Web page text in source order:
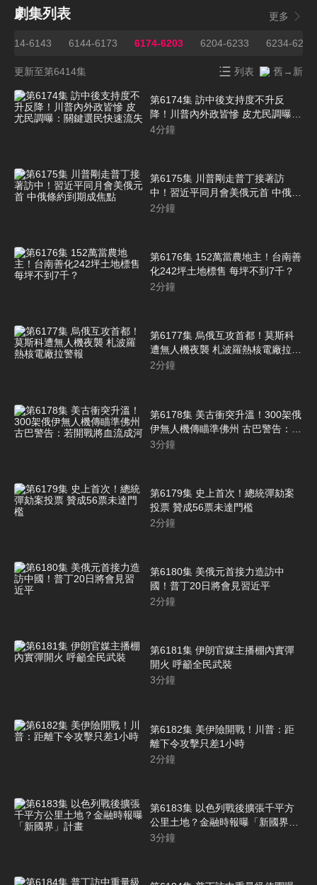
劇集列表 更多
6114-6143 6144-6173 6174-6203 6204-6233 6234-6263
更新至第6414集 列表 舊→新
第6174集 訪中後支持度不升反
降！川普內外政皆慘 皮尤民調曝：
關鍵選民快速流失
4分鐘
第6175集 川普剛走普丁接著訪
中！習近平同月會美俄元首 中俄條
約到期成焦點
2分鐘
第6176集 152萬當農地主！台南善
化242坪土地標售 每坪不到7千？
2分鐘
第6177集 烏俄互攻首都！莫斯科
遭無人機夜襲 札波羅熱核電廠拉警
報
2分鐘
第6178集 美古衝突升溫！300架俄
伊無人機傳瞄準佛州 古巴警告：若
開戰將血流成河
3分鐘
第6179集 史上首次！總統彈劾案
投票 贊成56票未達門檻
2分鐘
第6180集 美俄元首接力造訪中
國！普丁20日將會見習近平
2分鐘
第6181集 伊朗官媒主播棚內實彈
開火 呼籲全民武裝
3分鐘
第6182集 美伊險開戰！川普：距
離下令攻擊只差1小時
2分鐘
第6183集 以色列戰後擴張千平方
公里土地？金融時報曝「新國界」
計畫
3分鐘